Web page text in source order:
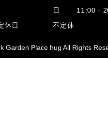
日 11:00 -
休日
不定休
Garden Place hug All Rights